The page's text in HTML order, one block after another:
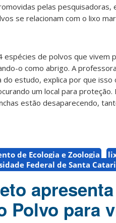
pelas pesquisadoras,
se relacionam com o lixo
de polvos que vivem
o como abrigo. A
do estudo, explica por que isso
um local para
estão desaparecendo,
de Ecologia e Zoologia
Federal de Santa
Polvo para